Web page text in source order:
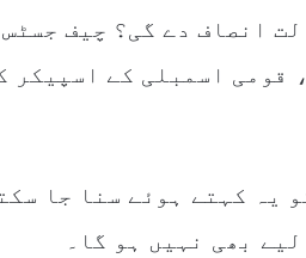
انصاف دے گی؟ چیف
قومی اسمبلی کے اسپیکر
یہ کہتے ہوئے سنا جا
بھی نہیں ہو گا۔